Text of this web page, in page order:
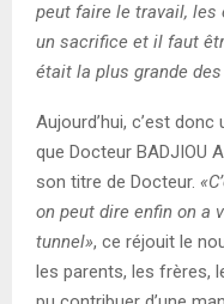
peut faire le travail,
un sacrifice et il faut
était la plus grande
Aujourd’hui, c’est
que Docteur BADJIOU
son titre de Docteur.
on peut dire enfin on a
tunnel», ce réjouit le
les parents, les frères,